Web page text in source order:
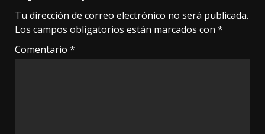
Tu dirección de correo electrónico no será publicada.
Los campos obligatorios están marcados con *
Comentario *